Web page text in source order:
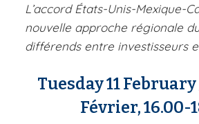
L’accord États-Unis-Mexique-
nouvelle approche régionale
différends entre investisseurs
Tuesday 11 February
Février, 16.00-